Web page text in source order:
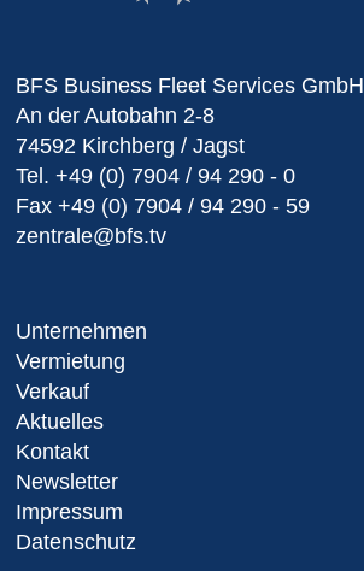
BFS Business Fleet Services GmbH
An der Autobahn 2-8
74592 Kirchberg / Jagst
Tel. +49 (0) 7904 / 94 290 - 0
Fax +49 (0) 7904 / 94 290 - 59
zentrale@bfs.tv
Unternehmen
Vermietung
Verkauf
Aktuelles
Kontakt
Newsletter
Impressum
Datenschutz